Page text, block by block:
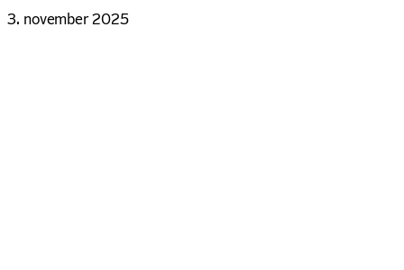
3. november 2025